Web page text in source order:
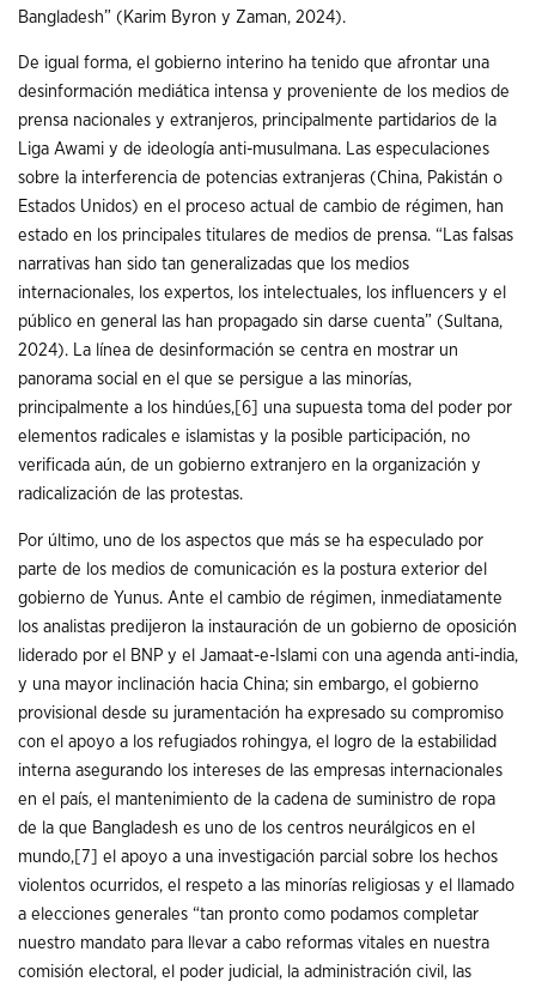
Bangladesh” (Karim Byron y Zaman, 2024).
De igual forma, el gobierno interino ha tenido que afrontar una
desinformación mediática intensa y proveniente de los medios de
prensa nacionales y extranjeros, principalmente partidarios de la
Liga Awami y de ideología anti-musulmana. Las especulaciones
sobre la interferencia de potencias extranjeras (China, Pakistán o
Estados Unidos) en el proceso actual de cambio de régimen, han
estado en los principales titulares de medios de prensa. “Las falsas
narrativas han sido tan generalizadas que los medios
internacionales, los expertos, los intelectuales, los influencers y el
público en general las han propagado sin darse cuenta” (Sultana,
2024). La línea de desinformación se centra en mostrar un
panorama social en el que se persigue a las minorías,
principalmente a los hindúes, [6]
una supuesta toma del poder por
elementos radicales e islamistas y la posible participación, no
verificada aún, de un gobierno extranjero en la organización y
radicalización de las protestas.
Por último, uno de los aspectos que más se ha especulado por
parte de los medios de comunicación es la postura exterior del
gobierno de Yunus. Ante el cambio de régimen, inmediatamente
los analistas predijeron la instauración de un gobierno de oposición
liderado por el BNP y el Jamaat-e-Islami con una agenda anti-india,
y una mayor inclinación hacia China; sin embargo, el gobierno
provisional desde su juramentación ha expresado su compromiso
con el apoyo a los refugiados rohingya, el logro de la estabilidad
interna asegurando los intereses de las empresas internacionales
en el país, el mantenimiento de la cadena de suministro de ropa
de la que Bangladesh es uno de los centros neurálgicos en el
mundo, [7]
el apoyo a una investigación parcial sobre los hechos
violentos ocurridos, el respeto a las minorías religiosas y el llamado
a elecciones generales “tan pronto como podamos completar
nuestro mandato para llevar a cabo reformas vitales en nuestra
comisión electoral, el poder judicial, la administración civil, las